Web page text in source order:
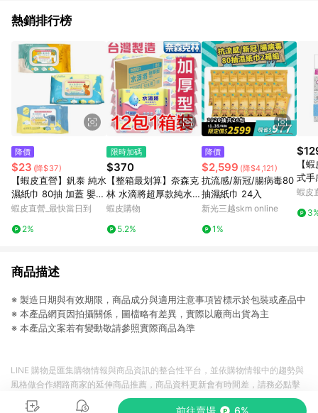
熱銷排行榜
降價
$23 (降$37)
【蝦皮直營】釩泰 純水
濕紙巾 80抽 加蓋 嬰幼
兒濕紙巾 寵物濕紙巾
蝦皮直營_最快當日到
2%
限時加碼
$370
【整箱最划算】奈森克
林 水滴將超厚款純水濕
紙巾90抽 滿額免運 12
款 可超取
蝦皮購物
5.2%
降價
$2,599 (降$4,121)
抗流感/新冠/腸病毒80
抽濕紙巾 24入
新光三越skm online
1%
【
式手
180
蝦皮
商品描述
※ 製造日期與有效期限，商品成分與適用注意事項皆標示於包裝或產品中
※ 本產品網頁因拍攝關係，圖檔略有差異，實際以廠商出貨為主
※ 本產品文案若有變動敬請參照實際商品為準
前往賣場 6%
LINE 購物是匯集購物情報與商品資訊的整合性平台，並依購物情報中的趨勢與
風格做合作網路商家的延伸商品推薦，商品資料更新會有時間差，請務必點擊
商品至各合作網路商家，確認現售價與購物條件，一切資訊以合作廠商網頁為